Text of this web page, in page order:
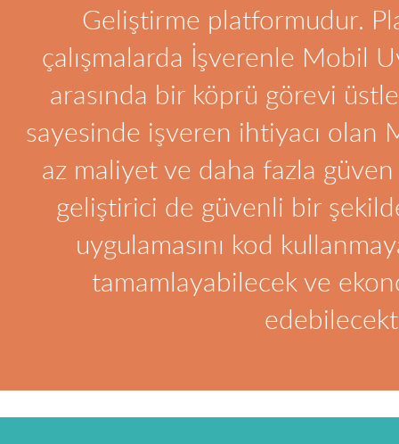
Geliştirme platformudur.
çalışmalarda İşverenle Mobil
arasında bir köprü görevi
sayesinde işveren ihtiyacı olan
az maliyet ve daha fazla
geliştirici de güvenli bir
uygulamasını kod
tamamlayabilecek ve